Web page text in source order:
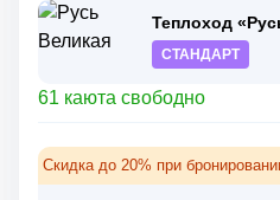
Теплоход
СТАНДАРТ
61 каюта свободно
Скидка до 20% при